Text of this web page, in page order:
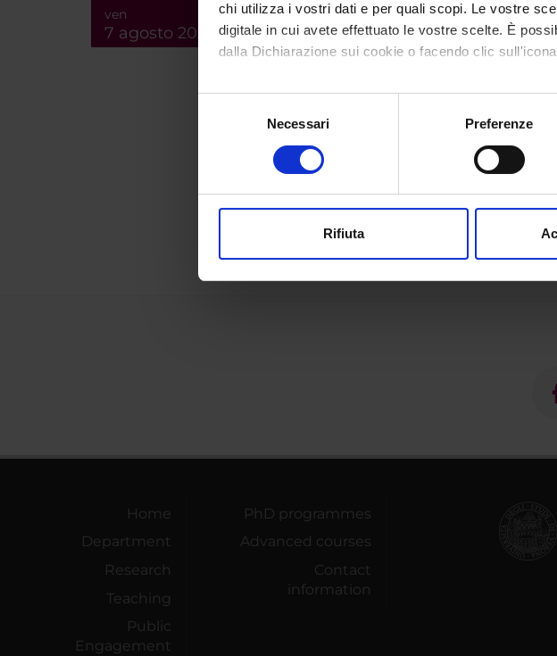
chi utilizza i vostri dati e per quali scopi. Le vostre
digitale in cui avete effettuato le vostre scelte. È
dalla Dichiarazione sui cookie o facendo clic
Con il tuo consenso, vorremmo anche:
raccogliere informazioni sulla tua posizione
digitali).
modificare o ritirare il tuo consenso in qualsiasi
Necessari Preferenze
Rifiuta
ven
7 agosto 2026 Riccardo Benedettini
Valeria Franceschi
Home
Department
Research
Teaching
Public
Engagement
PhD programmes
Advanced courses
Contact
information